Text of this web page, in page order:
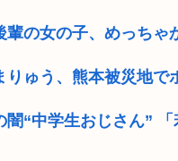
輩の女の子、めっち
りゅう、熊本被災地
闇“中学生おじさん”